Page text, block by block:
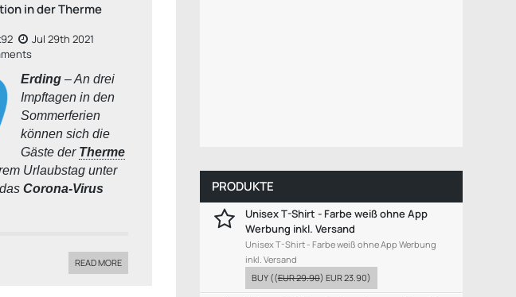
in der Therme
Jul 29th 2021
Erding – An drei
Impftagen in den
Sommerferien
können sich die
Gäste der Therme
Urlaubstag unter
Corona-Virus
READ MORE
PRODUKTE
Unisex T-Shirt - Farbe weiß ohne App
Werbung inkl. Versand
Unisex T-Shirt - Farbe weiß ohne App Werbung
inkl. Versand
BUY ((EUR 29.90) EUR 23.90)